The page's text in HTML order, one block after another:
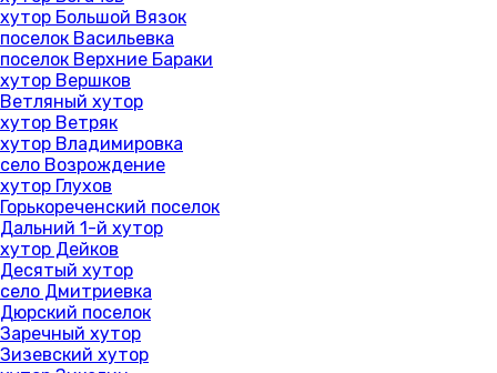
хутор Большой Вязок
поселок Васильевка
поселок Верхние Бараки
хутор Вершков
Ветляный хутор
хутор Ветряк
хутор Владимировка
село Возрождение
хутор Глухов
Горькореченский поселок
Дальний 1-й хутор
хутор Дейков
Десятый хутор
село Дмитриевка
Дюрский поселок
Заречный хутор
Зизевский хутор